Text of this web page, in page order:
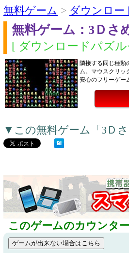
無料ゲーム > ダウンロー
無料ゲーム：3Ｄさ
[ ダウンロードパズ
隣接する同じ種類
ム。マウスクリッ
安心のフリーゲー
▼この無料ゲーム「3Ｄ
このゲームのカウンタ